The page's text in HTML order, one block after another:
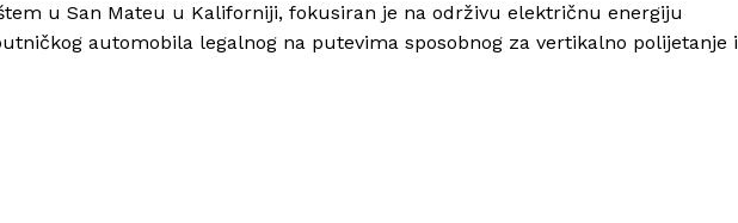
u San Mateu u Kaliforniji, fokusiran je na održivu električnu energiju
automobila legalnog na putevima sposobnog za vertikalno polijetanje i